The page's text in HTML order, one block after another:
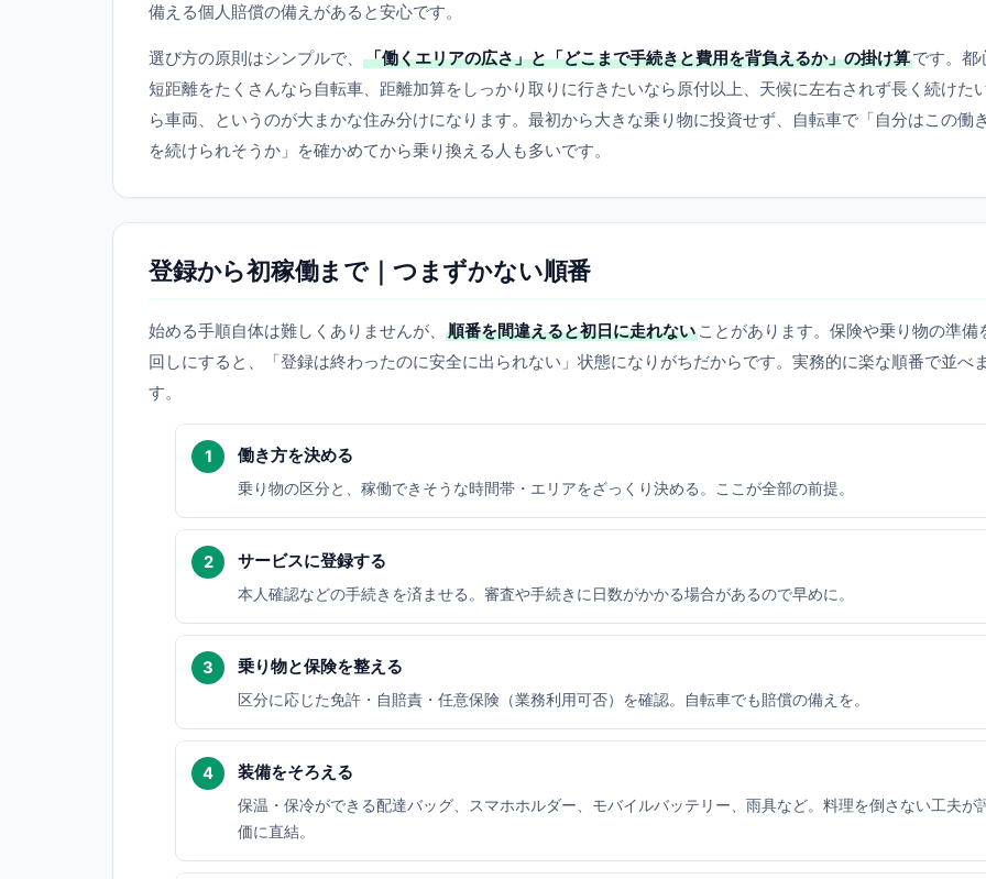
備える個人賠償の備えがあると安心です。
選び方の原則はシンプルで、 「働くエリアの広さ」と「どこまで手続きと費用を背負えるか」の掛け算です。都
短距離をたくさんなら自転車、距離加算をしっかり取りに行きたいなら原付以上、天候に左右されず長く続けた
ら車両、というのが大まかな住み分けになります。最初から大きな乗り物に投資せず、自転車で「自分はこの働
を続けられそうか」を確かめてから乗り換える人も多いです。
登録から初稼働まで｜つまずかない順番
始める手順自体は難しくありませんが、 順番を間違えると初日に走れない ことがあります。保険や乗り物の準備
回しにすると、「登録は終わったのに安全に出られない」状態になりがちだからです。実務的に楽な順番で並べ
す。
働き方を決める
乗り物の区分と、稼働できそうな時間帯・エリアをざっくり決める。ここが全部の前提。
サービスに登録する
本人確認などの手続きを済ませる。審査や手続きに日数がかかる場合があるので早めに。
乗り物と保険を整える
区分に応じた免許・自賠責・任意保険（業務利用可否）を確認。自転車でも賠償の備えを。
装備をそろえる
保温・保冷ができる配達バッグ、スマホホルダー、モバイルバッテリー、雨具など。料理を倒さない工夫が
価に直結。